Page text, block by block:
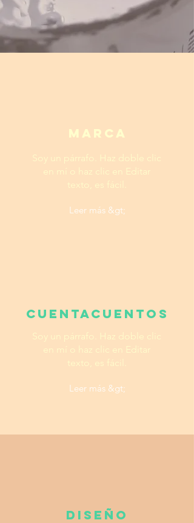
Marca
Soy un párrafo. Haz doble clic
en mí o haz clic en Editar
texto, es fácil.
Leer más &gt;
Cuentacuentos
Soy un párrafo. Haz doble clic
en mí o haz clic en Editar
texto, es fácil.
Leer más &gt;
DISEÑO